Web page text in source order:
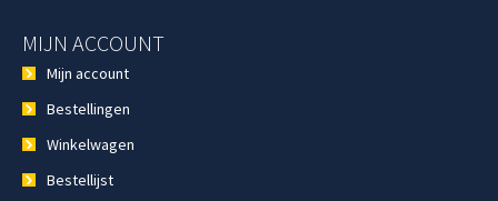
MIJN ACCOUNT
Mijn account
Bestellingen
Winkelwagen
Bestellijst